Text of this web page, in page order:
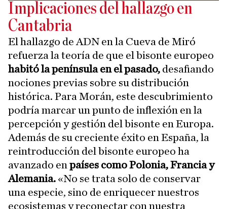
Implicaciones del hallazgo en
Cantabria
El hallazgo de ADN en la Cueva de Miró
refuerza la teoría de que el bisonte europeo
habitó la península en el pasado, desafiando
nociones previas sobre su distribución
histórica. Para Morán, este descubrimiento
podría marcar un punto de inflexión en la
percepción y gestión del bisonte en Europa.
Además de su creciente éxito en España, la
reintroducción del bisonte europeo ha
avanzado en países como Polonia, Francia y
Alemania. «No se trata solo de conservar
una especie, sino de enriquecer nuestros
ecosistemas y reconectar con nuestra